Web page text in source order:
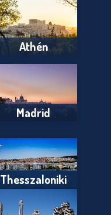
Athén
Madrid
Thesszaloniki